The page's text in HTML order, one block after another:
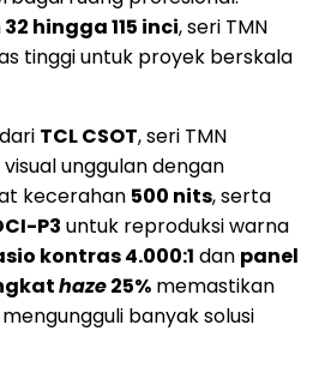
32 hingga 115 inci, seri TMN
tinggi untuk proyek berskala
TCL CSOT, seri TMN
unggulan dengan
kecerahan 500 nits, serta
P3 untuk reproduksi warna
kontras 4.000:1 dan panel
haze25% memastikan
banyak solusi